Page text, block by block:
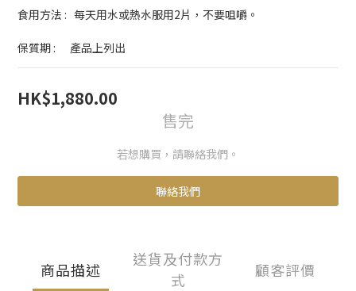
食用方法 :   每天用水或熱水服用2片，不要咀嚼。
保質期 :      產品上列出
HK$1,880.00
售完
若想購買，請聯絡我們。
聯絡我們
商品描述
送貨及付款方
式
顧客評價